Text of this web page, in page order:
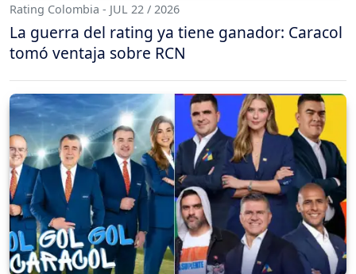
Rating Colombia - JUL 22 / 2026
La guerra del rating ya tiene ganador: Caracol
tomó ventaja sobre RCN